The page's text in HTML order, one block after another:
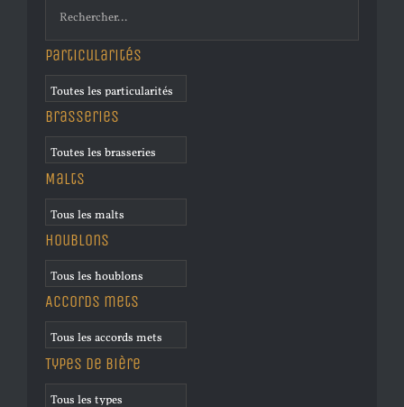
Particularités
Brasseries
Malts
Houblons
Accords mets
Types de bière